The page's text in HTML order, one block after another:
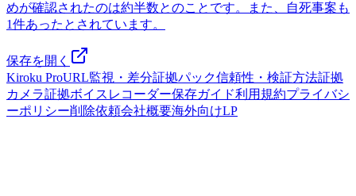
めが確認されたのは約半数とのことです。また、自死事案も
1件あったとされています。
保存を開く
Kiroku ProURL監視・差分証拠パック信頼性・検証方法証拠
カメラ証拠ボイスレコーダー保存ガイド利用規約プライバシ
ーポリシー削除依頼会社概要海外向けLP